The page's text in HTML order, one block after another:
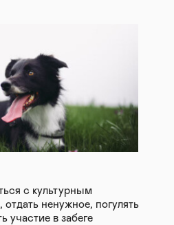
с культурным
ненужное, погулять
участие в забеге